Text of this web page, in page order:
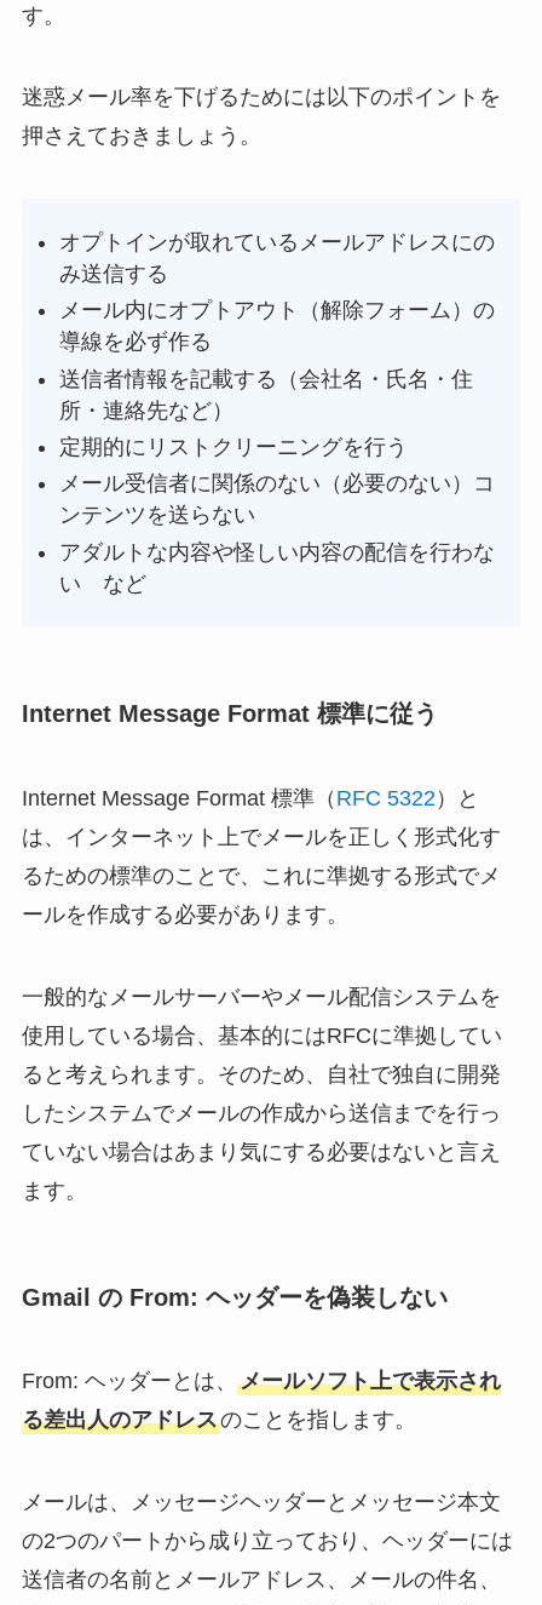
す。
迷惑メール率を下げるためには以下のポイントを
押さえておきましょう。
オプトインが取れているメールアドレスにの
み送信する
メール内にオプトアウト（解除フォーム）の
導線を必ず作る
送信者情報を記載する（会社名・氏名・住
所・連絡先など）
定期的にリストクリーニングを行う
メール受信者に関係のない（必要のない）コ
ンテンツを送らない
アダルトな内容や怪しい内容の配信を行わな
い など
Internet Message Format 標準に従う
Internet Message Format 標準（ RFC 5322 ）と
は、インターネット上でメールを正しく形式化す
るための標準のことで、これに準拠する形式でメ
ールを作成する必要があります。
一般的なメールサーバーやメール配信システムを
使用している場合、基本的にはRFCに準拠してい
ると考えられます。そのため、自社で独自に開発
したシステムでメールの作成から送信までを行っ
ていない場合はあまり気にする必要はないと言え
ます。
Gmail の From: ヘッダーを偽装しない
From: ヘッダーとは、 メールソフト上で表示され
る差出人のアドレスのことを指します。
メールは、メッセージヘッダーとメッセージ本文
の2つのパートから成り立っており、ヘッダーには
送信者の名前とメールアドレス、メールの件名、